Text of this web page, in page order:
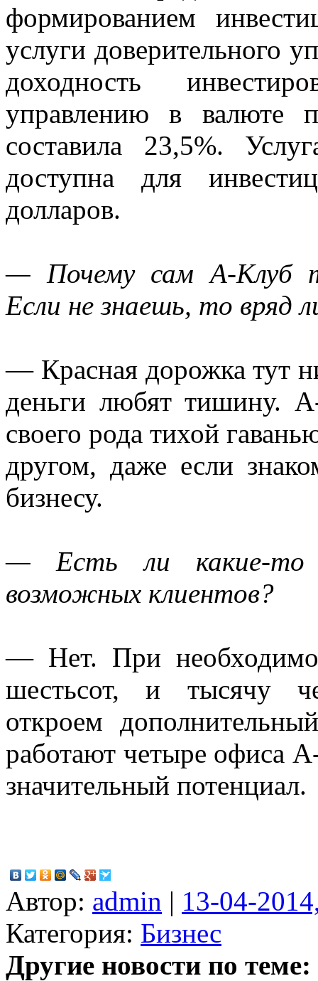
формированием
услуги доверительного
доходность
управлению в валюте
составила 23,5%.
доступна для
долларов.
— Почему сам A-Клуб
Если не знаешь, то вряд
— Красная дорожка тут
деньги любят тишину.
своего рода тихой
другом, даже если
бизнесу.
— Есть ли какие-то
возможных клиентов?
— Нет. При
шестьсот, и тысячу
откроем
работают четыре офиса
значительный потенциал.
Автор: admin | 13-04-
Категория: Бизнес
Другие новости по теме: